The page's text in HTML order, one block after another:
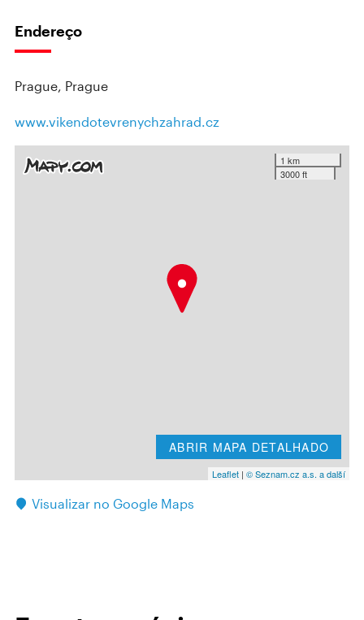
Endereço
Prague, Prague
www.vikendotevrenychzahrad.cz
1 km
3000 ft
ABRIR MAPA DETALHADO
Leaflet | © Seznam.cz a.s. a další
Visualizar no Google Maps